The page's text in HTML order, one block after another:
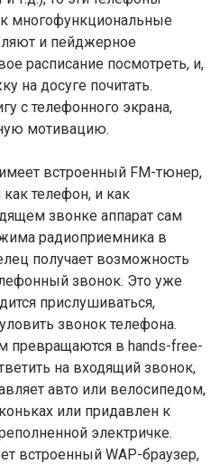
многофункциональные
и пейджерное
расписание посмотреть, и,
на досуге почитать.
с телефонного экрана,
мотивацию.
встроенный FM-тюнер,
телефон, и как
звонке аппарат сам
радиоприемника в
получает возможность
звонок. Это уже
прислушиваться,
звонок телефона.
превращаются в hands-free-
на входящий звонок,
авто или велосипедом,
или придавлен к
электричке.
встроенный WAP-браузер,